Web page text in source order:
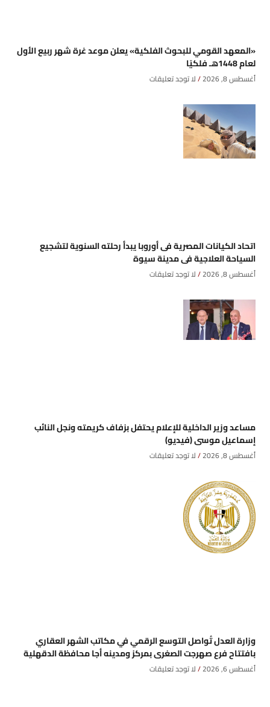
«المعهد القومي للبحوث الفلكية» يعلن موعد غرة شهر ربيع الأول
لعام 1448هـ فلكيًا
أغسطس 8, 2026 لا توجد تعليقات
اتحاد الكيانات المصرية فى أوروبا يبدأ رحلته السنوية لتشجيع
السياحة العلاجية فى مدينة سيوة
أغسطس 8, 2026 لا توجد تعليقات
مساعد وزير الداخلية للإعلام يحتفل بزفاف كريمته ونجل النائب
إسماعيل موسى (فيديو)
أغسطس 8, 2026 لا توجد تعليقات
وزارة العدل تُواصل التوسع الرقمي في مكاتب الشهر العقاري
بافتتاح فرع صهرجت الصغرى بمركز ومدينه أجا محافظة الدقهلية
أغسطس 6, 2026 لا توجد تعليقات